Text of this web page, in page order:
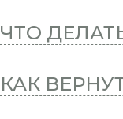
ЧТО
КАК